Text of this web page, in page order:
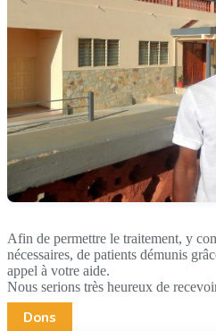
Afin de permettre le traitement, y
nécessaires, de patients démunis
appel à votre aide.
Nous serions très heureux de
Dons